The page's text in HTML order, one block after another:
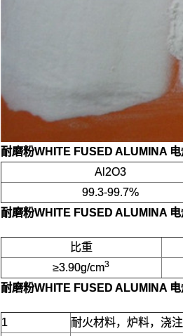
耐磨粉WHITE FUSED ALUMINA
Al2O3
99.3-99.7%
耐磨粉WHITE FUSED ALUMINA
比重
≥3.90g/cm3
耐磨粉WHITE FUSED ALUMINA
1 耐火材料，炉料，浇